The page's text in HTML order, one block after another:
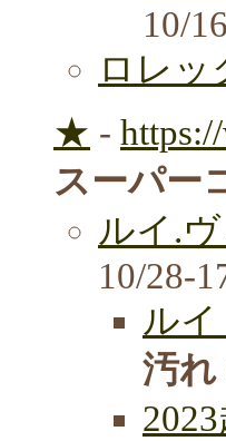
10/
ロレッ
★ -
スーパー
ルイ.
10/28-
ル
汚れ